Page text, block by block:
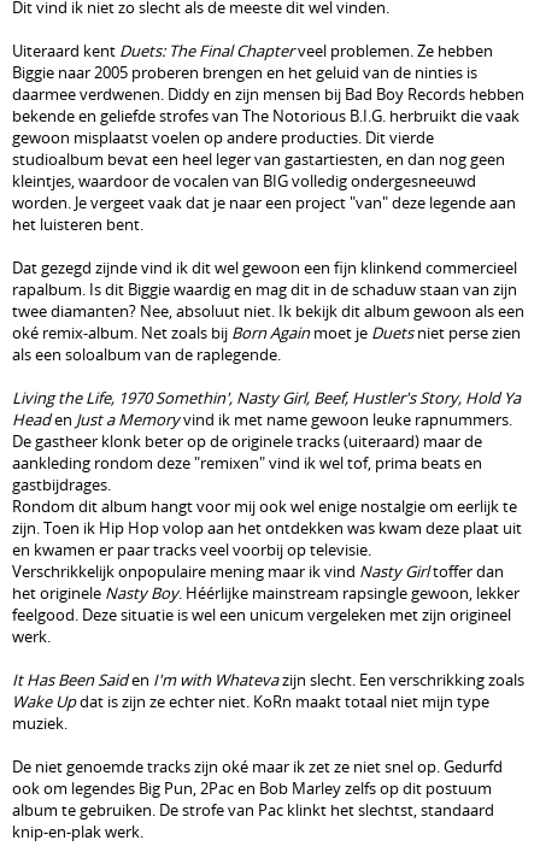
Dit vind ik niet zo slecht als de meeste dit wel vinden.
Uiteraard kent Duets: The Final Chapterveel problemen. Ze hebben
Biggie naar 2005 proberen brengen en het geluid van de ninties is
daarmee verdwenen. Diddy en zijn mensen bij Bad Boy Records hebben
bekende en geliefde strofes van The Notorious B.I.G. herbruikt die vaak
gewoon misplaatst voelen op andere producties. Dit vierde
studioalbum bevat een heel leger van gastartiesten, en dan nog geen
kleintjes, waardoor de vocalen van BIG volledig ondergesneeuwd
worden. Je vergeet vaak dat je naar een project "van" deze legende aan
het luisteren bent.
Dat gezegd zijnde vind ik dit wel gewoon een fijn klinkend commercieel
rapalbum. Is dit Biggie waardig en mag dit in de schaduw staan van zijn
twee diamanten? Nee, absoluut niet. Ik bekijk dit album gewoon als een
oké remix-album. Net zoals bij Born Againmoet je Duetsniet perse zien
als een soloalbum van de raplegende.
Living the Life, 1970 Somethin', Nasty Girl, Beef, Hustler's Story, Hold Ya
Headen Just a Memoryvind ik met name gewoon leuke rapnummers.
De gastheer klonk beter op de originele tracks (uiteraard) maar de
aankleding rondom deze "remixen" vind ik wel tof, prima beats en
gastbijdrages.
Rondom dit album hangt voor mij ook wel enige nostalgie om eerlijk te
zijn. Toen ik Hip Hop volop aan het ontdekken was kwam deze plaat uit
en kwamen er paar tracks veel voorbij op televisie.
Verschrikkelijk onpopulaire mening maar ik vind Nasty Girltoffer dan
het originele Nasty Boy. Héérlijke mainstream rapsingle gewoon, lekker
feelgood. Deze situatie is wel een unicum vergeleken met zijn origineel
werk.
It Has Been Saiden I'm with Whatevazijn slecht. Een verschrikking zoals
Wake Updat is zijn ze echter niet. KoRn maakt totaal niet mijn type
muziek.
De niet genoemde tracks zijn oké maar ik zet ze niet snel op. Gedurfd
ook om legendes Big Pun, 2Pac en Bob Marley zelfs op dit postuum
album te gebruiken. De strofe van Pac klinkt het slechtst, standaard
knip-en-plak werk.